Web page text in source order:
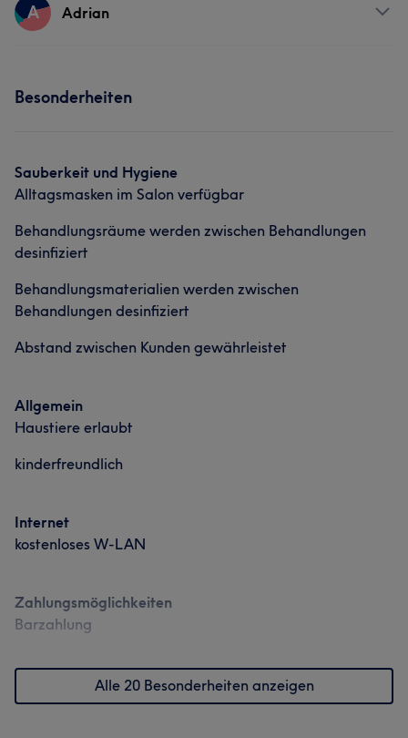
Services
A Adrian
Besonderheiten
Sauberkeit und Hygiene
Alltagsmasken im Salon verfügbar
Behandlungsräume werden zwischen Behandlungen
desinfiziert
Behandlungsmaterialien werden zwischen
Behandlungen desinfiziert
Abstand zwischen Kunden gewährleistet
Allgemein
Haustiere erlaubt
kinderfreundlich
Internet
kostenloses W-LAN
Zahlungsmöglichkeiten
Barzahlung
Alle 20 Besonderheiten anzeigen